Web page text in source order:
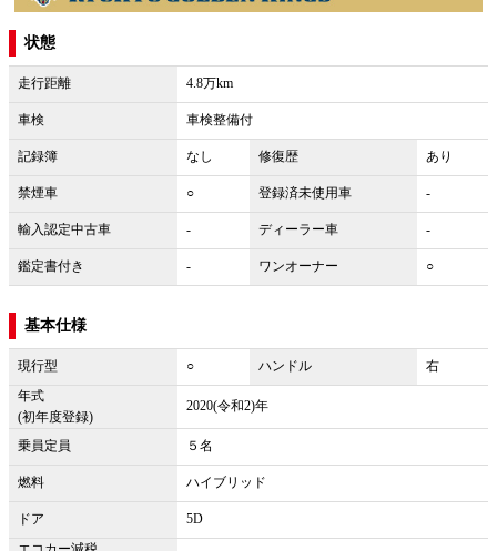
状態
走行距離 4.8万km
車検 車検整備付
記録簿 なし 修復歴 あり
禁煙車 ○ 登録済未使用車 -
輸入認定中古車 - ディーラー車 -
鑑定書付き - ワンオーナー ○
基本仕様
現行型 ○ ハンドル
右
年式
(初年度登録)
2020(令和2)年
乗員定員 ５名
燃料 ハイブリッド
ドア
5D